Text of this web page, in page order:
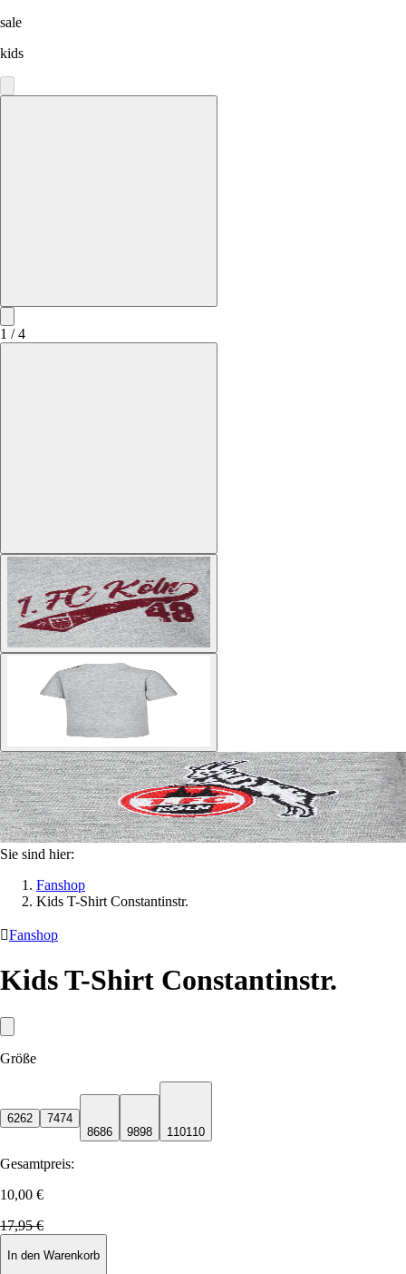
sale
kids
1 / 4
Sie sind hier:
Fanshop
Kids T-Shirt Constantinstr.
Fanshop
Kids T-Shirt Constantinstr.
Größe
6262 7474
8686 9898 110110
Gesamtpreis:
10,00 €
17,95 €
In den Warenkorb